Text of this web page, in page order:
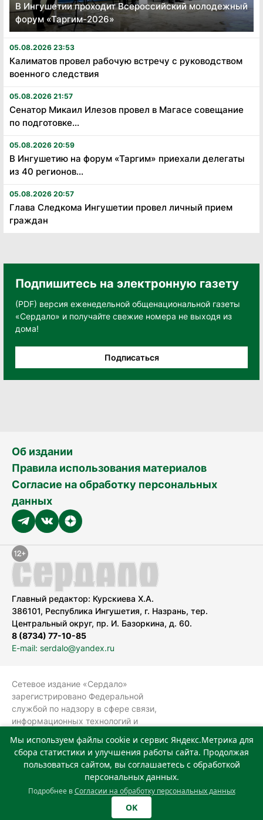
В Ингушетии проходит Всероссийский молодежный
форум «Таргим-2026»
05.08.2026 23:53
Калиматов провел рабочую встречу с руководством
военного следствия
05.08.2026 21:57
Сенатор Микаил Илезов провел в Магасе совещание
по подготовке...
05.08.2026 20:59
В Ингушетию на форум «Таргим» приехали делегаты
из 40 регионов...
05.08.2026 20:57
Глава Следкома Ингушетии провел личный прием
граждан
Подпишитесь на электронную газету
(PDF) версия еженедельной общенациональной газеты
«Сердало» и получайте свежие номера не выходя из
дома!
Подписаться
Об издании
Правила использования материалов
Согласие на обработку персональных
данных
Главный редактор: Курскиева Х.А.
386101, Республика Ингушетия, г. Назрань, тер.
Центральный округ, пр. И. Базоркина, д. 60.
8 (8734) 77-10-85
E-mail: serdalo@yandex.ru
Сетевое издание «Сердало»
зарегистрировано Федеральной
службой по надзору в сфере связи,
информационных технологий и
(Роскомнадзор).
Реестровая запись СМИ: ЭЛ № ФС 77-
78323 от 15.05.2020 г. Учредитель:
Государственное автономное
учреждение «Издательский дом
Мы используем файлы cookie и сервис Яндекс.Метрика для
сбора статистики и улучшения работы сайта. Продолжая
пользоваться сайтом, вы соглашаетесь с обработкой
персональных данных.
Подробнее вСогласии на обработку персональных данных
OK